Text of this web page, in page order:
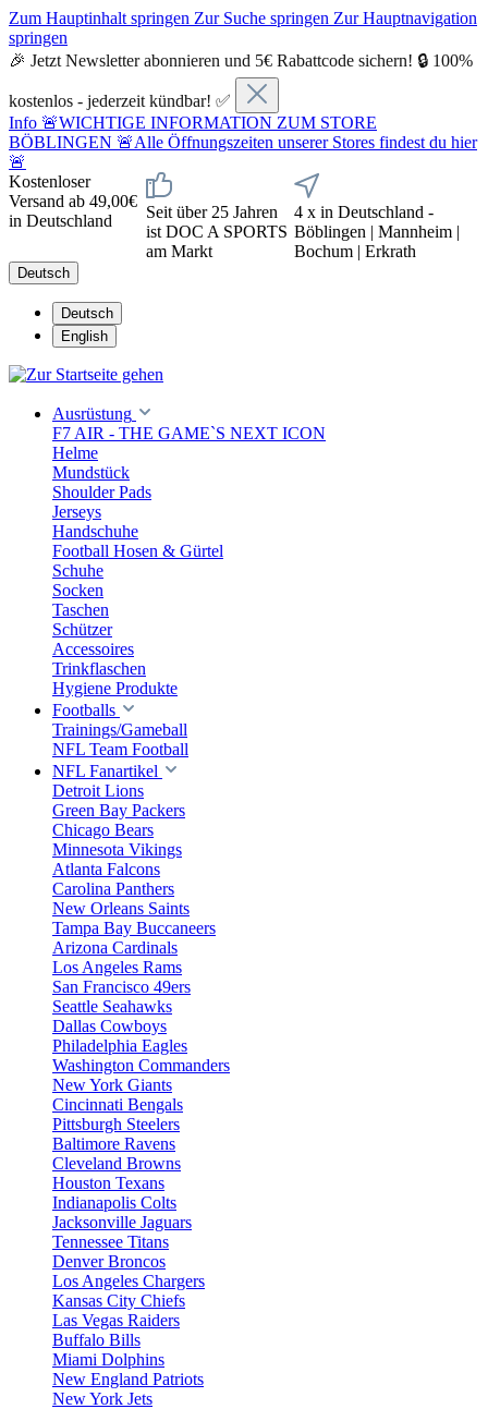
Zum Hauptinhalt springen Zur Suche springen Zur Hauptnavigation
springen
🎉 Jetzt Newsletter abonnieren und 5€ Rabattcode sichern! 🔒 100%
kostenlos - jederzeit kündbar! ✅
Info 🚨WICHTIGE INFORMATION ZUM STORE
BÖBLINGEN 🚨Alle Öffnungszeiten unserer Stores findest du hier
🚨
Kostenloser
Versand ab 49,00€
in Deutschland
Seit über 25 Jahren
ist DOC A SPORTS
am Markt
4 x in Deutschland -
Böblingen | Mannheim |
Bochum | Erkrath
Deutsch
Deutsch
English
Ausrüstung
F7 AIR - THE GAME`S NEXT ICON
Helme
Mundstück
Shoulder Pads
Jerseys
Handschuhe
Football Hosen & Gürtel
Schuhe
Socken
Taschen
Schützer
Accessoires
Trinkflaschen
Hygiene Produkte
Footballs
Trainings/Gameball
NFL Team Football
NFL Fanartikel
Detroit Lions
Green Bay Packers
Chicago Bears
Minnesota Vikings
Atlanta Falcons
Carolina Panthers
New Orleans Saints
Tampa Bay Buccaneers
Arizona Cardinals
Los Angeles Rams
San Francisco 49ers
Seattle Seahawks
Dallas Cowboys
Philadelphia Eagles
Washington Commanders
New York Giants
Cincinnati Bengals
Pittsburgh Steelers
Baltimore Ravens
Cleveland Browns
Houston Texans
Indianapolis Colts
Jacksonville Jaguars
Tennessee Titans
Denver Broncos
Los Angeles Chargers
Kansas City Chiefs
Las Vegas Raiders
Buffalo Bills
Miami Dolphins
New England Patriots
New York Jets